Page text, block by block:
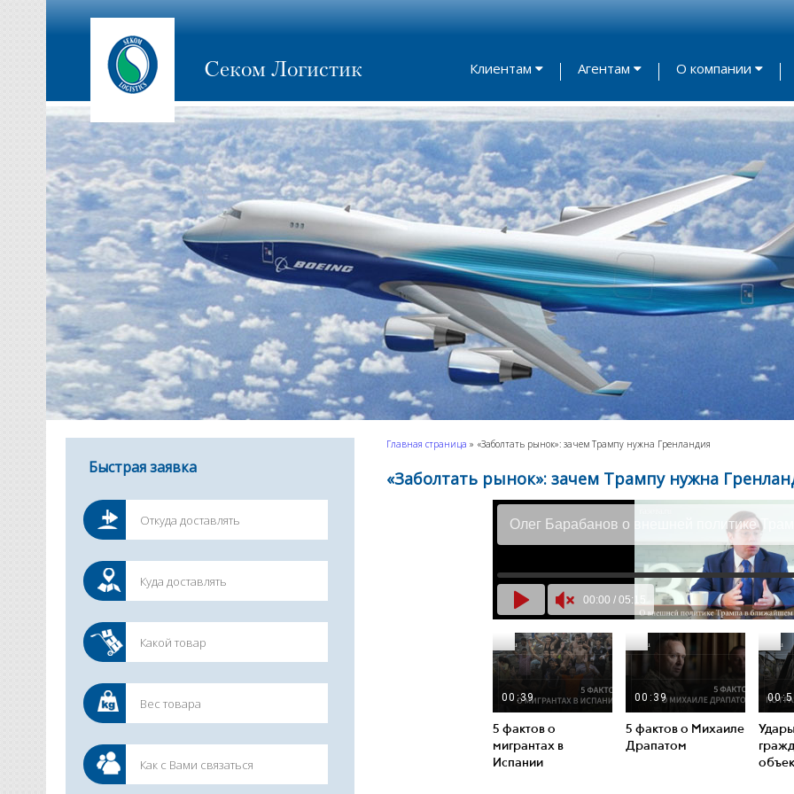
Секом Логистик Клиентам Агентам О компании
Быстрая заявка
Главная страница » «Заболтать рынок»: зачем Трампу нужна Гренландия
«Заболтать рынок»: зачем Трампу нужна